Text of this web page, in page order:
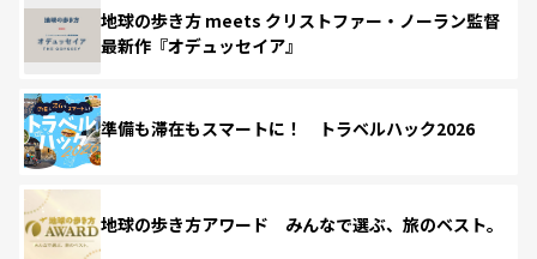
地球の歩き方 meets クリストファー・ノーラン監督
最新作『オデュッセイア』
準備も滞在もスマートに！ トラベルハック2026
地球の歩き方アワード みんなで選ぶ、旅のベスト。